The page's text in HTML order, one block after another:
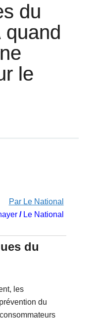
du
quand
le
Par Le National
/Le National
du
les
du